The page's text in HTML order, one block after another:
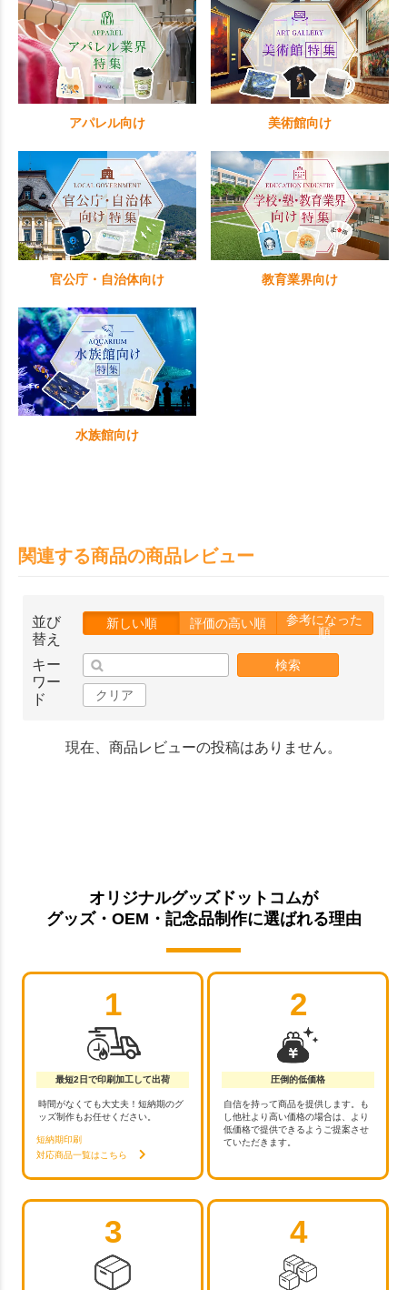
アパレル向け 美術館向け
官公庁・自治体向け 教育業界向け
水族館向け
関連する商品の商品レビュー
並び
替え
新しい順 評価の高い順
参考になった
順
キー
ワー
ド
検索
クリア
現在、商品レビューの投稿はありません。
オリジナルグッズドットコムが
グッズ・OEM・記念品制作に選ばれる理由
1
最短2日で印刷加工して出荷
時間がなくても大丈夫！短納期のグ
ッズ制作もお任せください。
短納期印刷
対応商品一覧はこちら
2
圧倒的低価格
自信を持って商品を提供します。も
し他社より高い価格の場合は、より
低価格で提供できるようご提案させ
ていただきます。
3 4